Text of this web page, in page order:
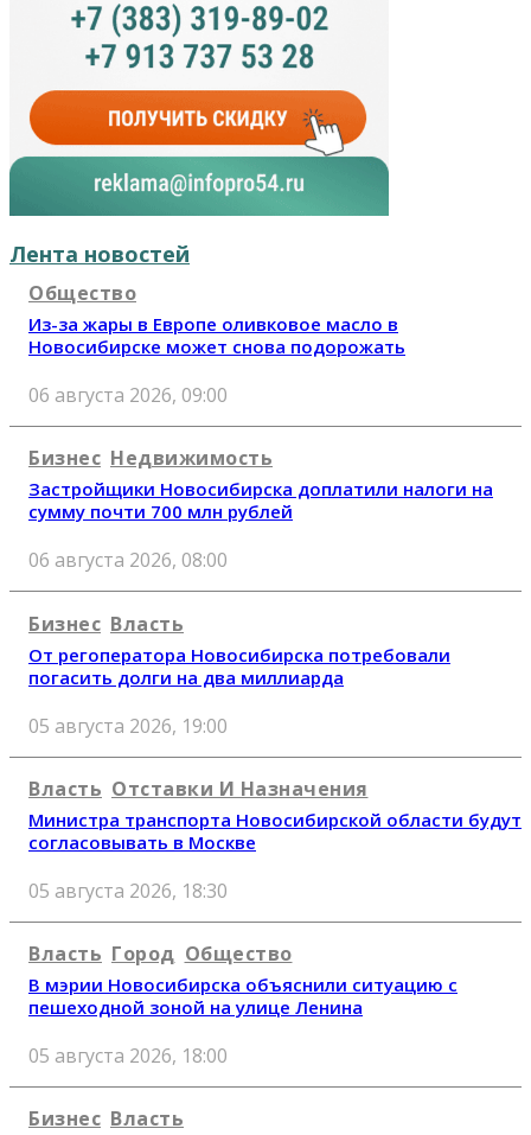
Лента новостей
Общество
Из-за жары в Европе оливковое масло в
Новосибирске может снова подорожать
06 августа 2026, 09:00
Бизнес Недвижимость
Застройщики Новосибирска доплатили налоги на
сумму почти 700 млн рублей
06 августа 2026, 08:00
Бизнес Власть
От регоператора Новосибирска потребовали
погасить долги на два миллиарда
05 августа 2026, 19:00
Власть Отставки И Назначения
Министра транспорта Новосибирской области будут
согласовывать в Москве
05 августа 2026, 18:30
Власть Город Общество
В мэрии Новосибирска объяснили ситуацию с
пешеходной зоной на улице Ленина
05 августа 2026, 18:00
Бизнес Власть